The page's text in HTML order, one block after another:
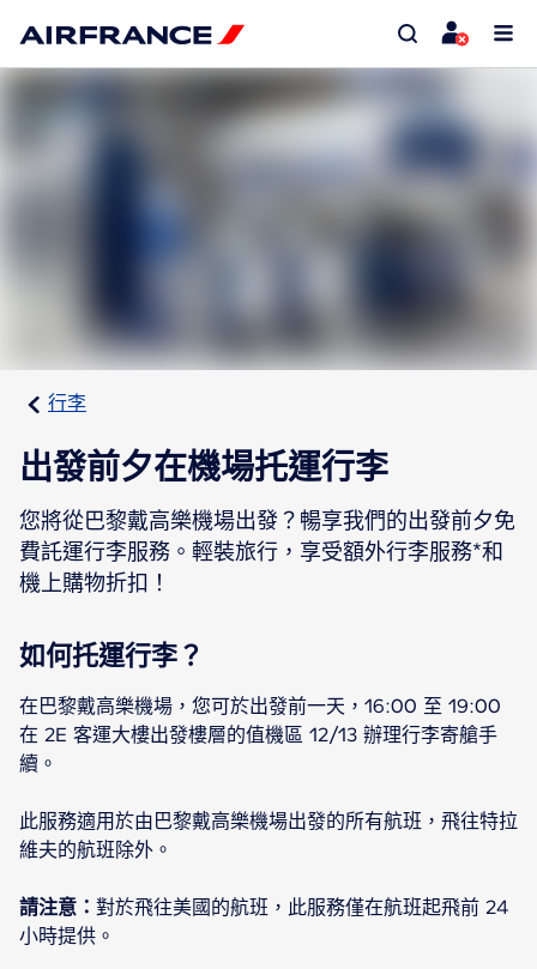
行李
出發前夕在機場托運行李
您將從巴黎戴高樂機場出發？暢享我們的出發前夕免
費託運行李服務。輕裝旅行，享受額外行李服務*和
機上購物折扣！
如何托運行李？
在巴黎戴高樂機場，您可於出發前一天，16:00 至 19:00
在 2E 客運大樓出發樓層的值機區 12/13 辦理行李寄艙手
續。
此服務適用於由巴黎戴高樂機場出發的所有航班，飛往特拉
維夫的航班除外。
請注意： 對於飛往美國的航班，此服務僅在航班起飛前 24
小時提供。